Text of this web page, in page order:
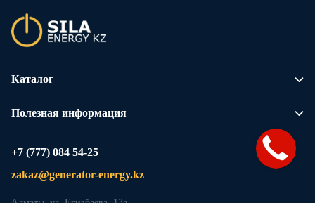
Каталог
Полезная информация
+7 (777) 084 54-25
zakaz@generator-energy.kz